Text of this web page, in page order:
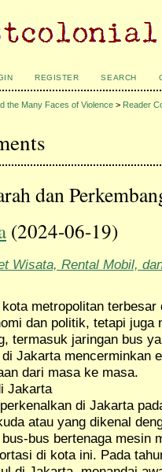
REGISTER SEARCH
the Many Faces of Violence > Reader
dan
(2024-06-19)
Wisata, Rental Mobil,
metropolitan
dan politik, tetapi
termasuk jaringan bus
Jakarta mencerminkan
dari masa ke masa.
Jakarta
di Jakarta
atau yang dikenal
bus bertenaga mesin
di kota ini. Pada